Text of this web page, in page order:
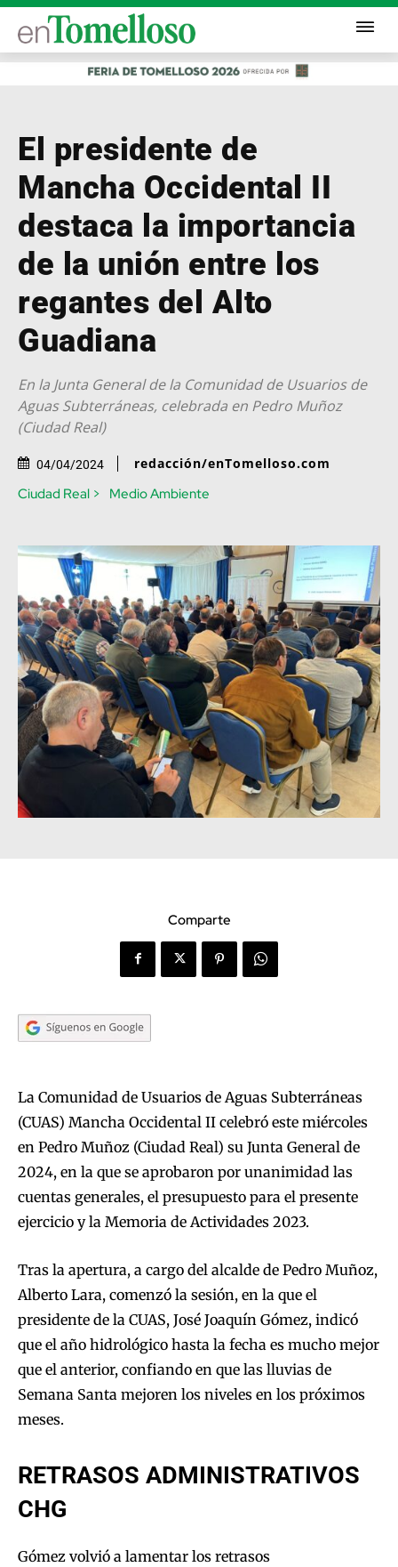
El presidente de
Mancha Occidental II
destaca la importancia
de la unión entre los
regantes del Alto
Guadiana
En la Junta General de la Comunidad de Usuarios de
Aguas Subterráneas, celebrada en Pedro Muñoz
(Ciudad Real)
04/04/2024 redacción/enTomelloso.com
Ciudad Real > Medio Ambiente
Comparte
La Comunidad de Usuarios de Aguas Subterráneas
(CUAS) Mancha Occidental II celebró este miércoles
en Pedro Muñoz (Ciudad Real) su Junta General de
2024, en la que se aprobaron por unanimidad las
cuentas generales, el presupuesto para el presente
ejercicio y la Memoria de Actividades 2023.
Tras la apertura, a cargo del alcalde de Pedro Muñoz,
Alberto Lara, comenzó la sesión, en la que el
presidente de la CUAS, José Joaquín Gómez, indicó
que el año hidrológico hasta la fecha es mucho mejor
que el anterior, confiando en que las lluvias de
Semana Santa mejoren los niveles en los próximos
meses.
RETRASOS ADMINISTRATIVOS
CHG
Gómez volvió a lamentar los retrasos